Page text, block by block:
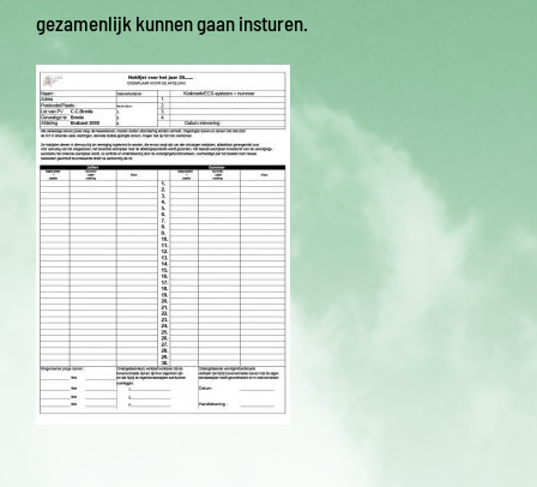
gezamenlijk kunnen gaan insturen.